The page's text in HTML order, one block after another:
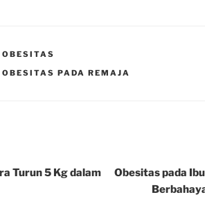
OBESITAS
OBESITAS PADA REMAJA
Turun 5 Kg dalam
Obesitas pada